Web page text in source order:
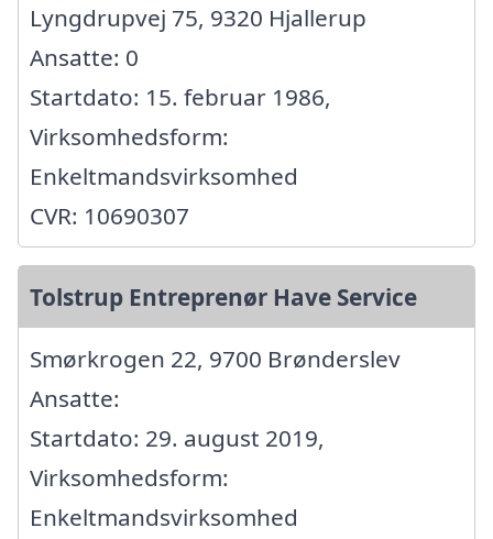
Lyngdrupvej 75, 9320 Hjallerup
Ansatte: 0
Startdato: 15. februar 1986,
Virksomhedsform:
Enkeltmandsvirksomhed
CVR: 10690307
Tolstrup Entreprenør Have Service
Smørkrogen 22, 9700 Brønderslev
Ansatte:
Startdato: 29. august 2019,
Virksomhedsform:
Enkeltmandsvirksomhed